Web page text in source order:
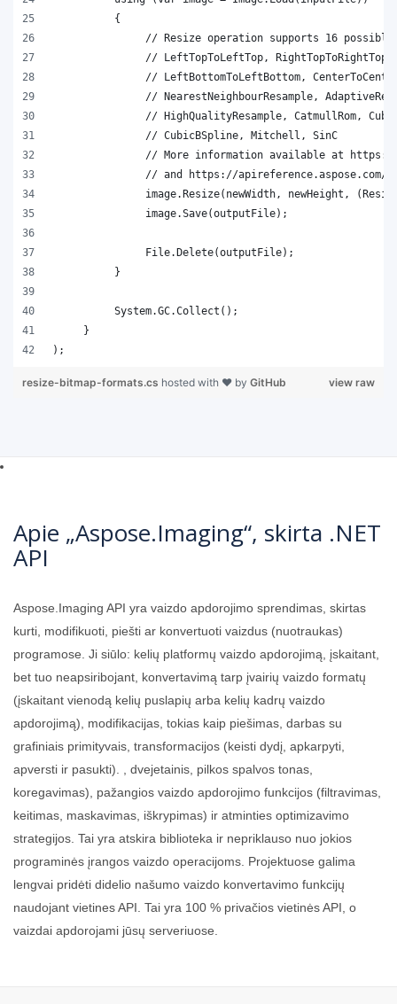
);
view raw
resize-bitmap-formats.cs hosted with ❤ by GitHub
Apie „Aspose.Imaging“, skirta .NET
API
Aspose.Imaging API yra vaizdo apdorojimo sprendimas, skirtas
kurti, modifikuoti, piešti ar konvertuoti vaizdus (nuotraukas)
programose. Ji siūlo: kelių platformų vaizdo apdorojimą, įskaitant,
bet tuo neapsiribojant, konvertavimą tarp įvairių vaizdo formatų
(įskaitant vienodą kelių puslapių arba kelių kadrų vaizdo
apdorojimą), modifikacijas, tokias kaip piešimas, darbas su
grafiniais primityvais, transformacijos (keisti dydį, apkarpyti,
apversti ir pasukti). , dvejetainis, pilkos spalvos tonas,
koregavimas), pažangios vaizdo apdorojimo funkcijos (filtravimas,
keitimas, maskavimas, iškrypimas) ir atminties optimizavimo
strategijos. Tai yra atskira biblioteka ir nepriklauso nuo jokios
programinės įrangos vaizdo operacijoms. Projektuose galima
lengvai pridėti didelio našumo vaizdo konvertavimo funkcijų
naudojant vietines API. Tai yra 100 % privačios vietinės API, o
vaizdai apdorojami jūsų serveriuose.